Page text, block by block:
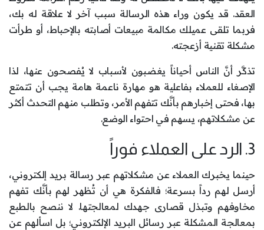
العقد. قد يكون وراء هذه الرسالة سبب آخر لا علاقة له بك،
فربما تلقى عميلك مكالمة مبيعات أصابته بالإحباط، أو طرأت
مشكلة تقنية أزعجته.
تذكَّر أنَّ الناس أحياناً يغضبون لأسباب لا يُفصحون عنها، لذا
الإصغاء للعملاء بفاعلية هو مهارة ناعمة هامة يجب أن تتمتع
بها، فحتى إخبارهم بأنَّك تتفهم الأمر، وتطلب منهم التحدث أكثر
عن مشكلاتهم، يسهم في احتواء الوضع.
3. الرد على العملاء فوراً
حينما يخبرك العملاء عن مشكلاتهم عبر رسالة بريد إلكتروني،
أرسل لهم رداً بسرعة؛ فالفكرة هي أن تُظهر لهم بأنَّك تفهم
مخاوفهم وتبذل قصارى جهدك لمعالجتها. لا ننصح بالطبع
بمعالجة المشكلة عبر رسائل البريد الإلكتروني؛ بل اسألهم عن